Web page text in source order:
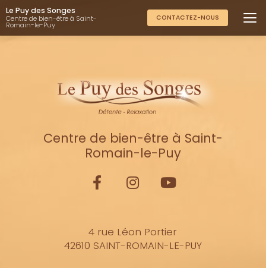
Aller
au
contenu
principal
Le Puy des Songes
Centre de bien-être à Saint-
Romain-le-Puy
CONTACTEZ-NOUS
Centre de bien-être à Saint-
Romain-le-Puy
4 rue Léon Portier
42610 SAINT-ROMAIN-LE-PUY